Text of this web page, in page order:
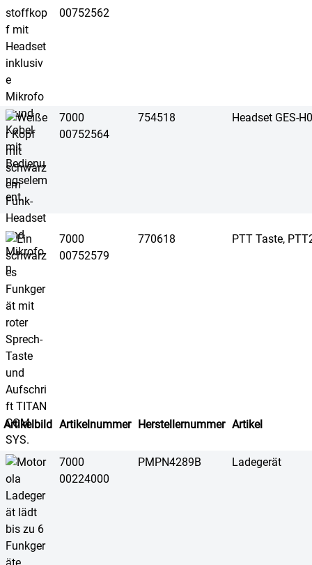
00752562
7000
00752564
754518 Headset GES-
7000
00752579
770618 PTT Taste,
Artikelbild Artikelnummer Herstellernummer Artikel
7000
00224000
PMPN4289B Ladegerät